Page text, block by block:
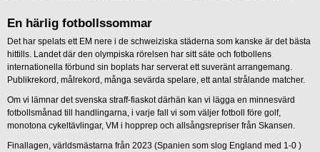
En härlig fotbollssommar
Det har spelats ett EM nere i de schweiziska städerna som kanske är det bästa
hittills. Landet där den olympiska rörelsen har sitt säte och fotbollens
internationella förbund sin boplats har serverat ett suveränt arrangemang.
Publikrekord, målrekord, många sevärda spelare, ett antal strålande matcher.
Om vi lämnar det svenska straff-fiaskot därhän kan vi lägga en minnesvärd
fotbollsmånad till handlingarna, i varje fall vi som väljer fotboll före golf,
monotona cykeltävlingar, VM i hopprep och allsångsrepriser från Skansen.
Finallagen, världsmästarna från 2023 (Spanien som slog England med 1-0 )